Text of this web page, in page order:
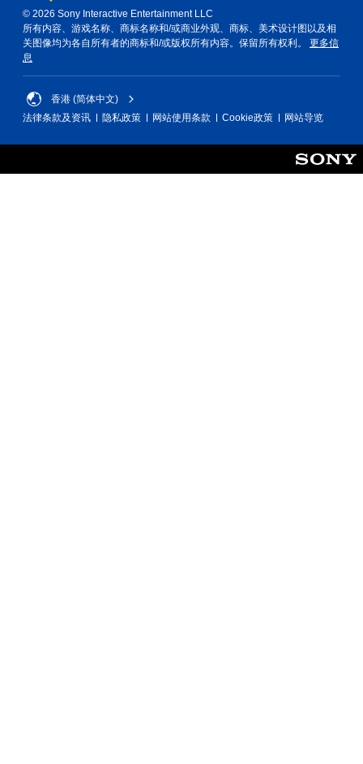
© 2026 Sony Interactive Entertainment LLC
所有内容、游戏名称、商标名称和/或商业外观、商标、美术设计图以及相
关图像均为各自所有者的商标和/或版权所有内容。保留所有权利。 更多信
息
香港 (简体中文)
法律条款及资讯
隐私政策 网站使用条款 Cookie政策 网站导览